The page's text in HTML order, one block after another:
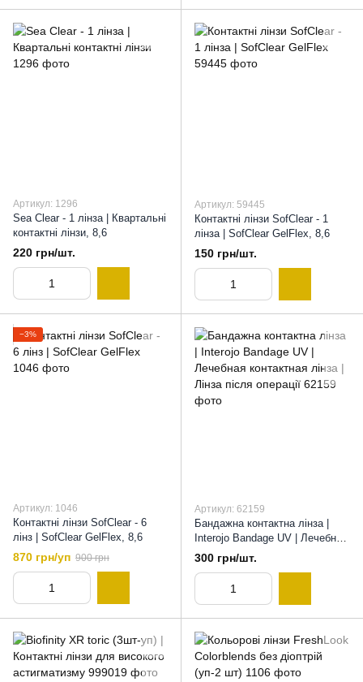
Артикул: 1296
Sea Clear - 1 лінза | Квартальні
контактні лінзи, 8,6
220 грн/шт.
Артикул: 59445
Контактні лінзи SofClear - 1
лінза | SofClear GelFlex, 8,6
150 грн/шт.
−3%
Артикул: 1046
Контактні лінзи SofClear - 6
лінз | SofClear GelFlex, 8,6
870 грн/уп 900 грн
Артикул: 62159
Бандажна контактна лінза |
Interojo Bandage UV | Лечебная
контактная лінза | Лінза після
операції, 9,0
300 грн/шт.